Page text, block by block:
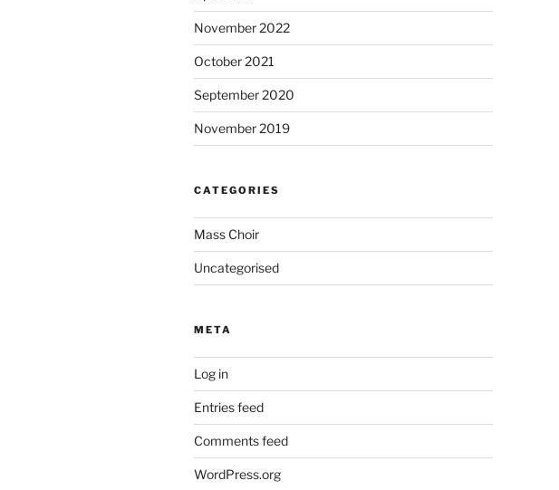
November 2022
October 2021
September 2020
November 2019
CATEGORIES
Mass Choir
Uncategorised
META
Log in
Entries feed
Comments feed
WordPress.org